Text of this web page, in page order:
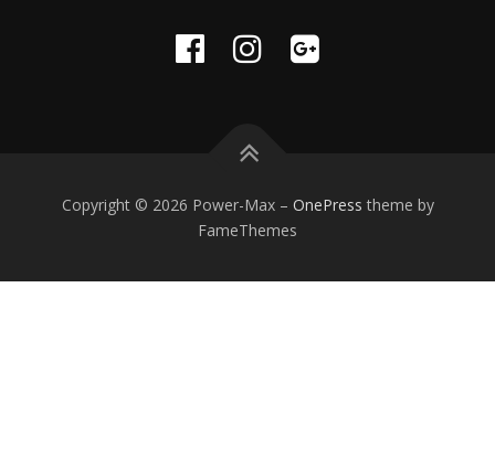
Copyright © 2026 Power-Max – OnePress theme by
FameThemes